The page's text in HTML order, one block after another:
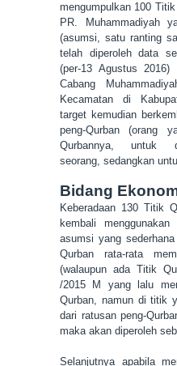
mengumpulkan 100
PR. Muhammadiyah
(asumsi, satu ranting
telah diperoleh data
(per-13 Agustus
Cabang
Kecamatan di
target kemudian
peng-Qurban (orang
Qurbannya, untuk
seorang, sedangkan
Bidang
Keberadaan 130 Titik
kembali
asumsi yang
Qurban rata-rata
(walaupun ada Titik
/2015 M yang lalu
Qurban, namun di titik
dari ratusan peng-
maka akan diperoleh
Selanjutnya apabila